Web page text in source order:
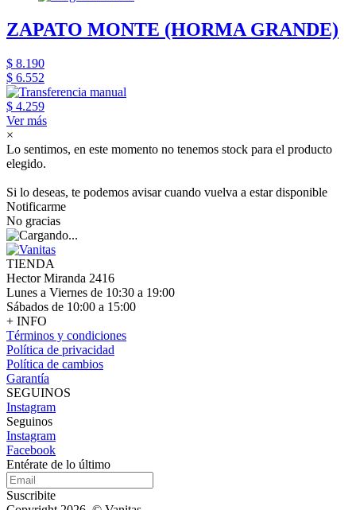
ZAPATO MONTE (HORMA GRANDE)
$ 8.190
$ 6.552
$ 4.259
Ver más
×
Lo sentimos, en este momento no tenemos stock para el producto
elegido.
Si lo deseas, te podemos avisar cuando vuelva a estar disponible
Notificarme
No gracias
TIENDA
Hector Miranda 2416
Lunes a Viernes de 10:30 a 19:00
Sábados de 10:00 a 15:00
+ INFO
Términos y condiciones
Política de privacidad
Política de cambios
Garantía
SEGUINOS
Instagram
Seguinos
Instagram
Facebook
Entérate de lo último
Suscribite